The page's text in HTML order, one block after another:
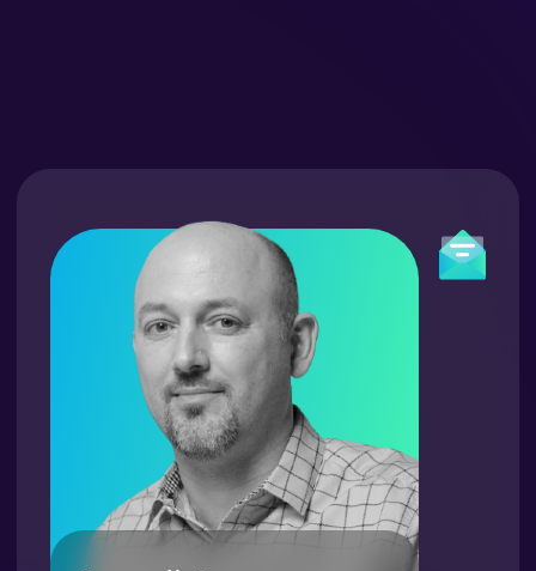
чтение и работу своими руками
Заряжается от прогулок с детьми,
спорта и чтения библии
расставить приоритеты
Жить не может безсемьи
и погружения в мир английского языка
Суперсила:способность вдохновлять
и помогать поверить в свои силы
топ-тренер
Андрей Лапига